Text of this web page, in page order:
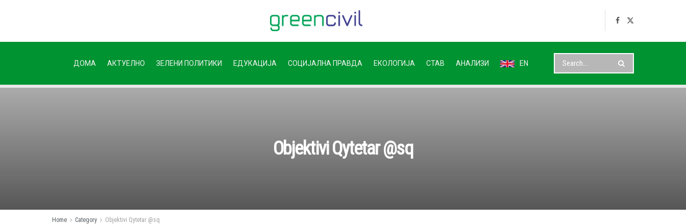
ДОМА АКТУЕЛНО ЗЕЛЕНИ ПОЛИТИКИ ЕДУКАЦИЈА СОЦИЈАЛНА ПРАВДА ЕКОЛОГИЈА СТАВ АНАЛИЗИ EN
Objektivi Qytetar @sq
Home Category Objektivi Qytetar @sq